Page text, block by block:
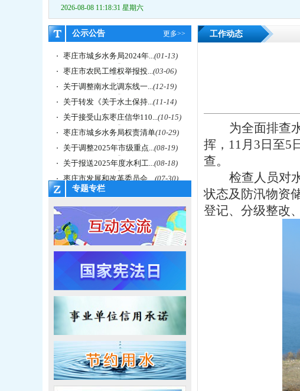
2026-08-08 11:18:32 星期六
公示公告 更多>>
枣庄市城乡水务局2024年...(01-13)
枣庄市农民工维权举报投...(03-06)
关于调整南水北调东线一...(12-19)
关于转发《关于水土保持...(11-14)
关于接受山东枣庄信华110...(10-15)
枣庄市城乡水务局权责清单(10-29)
关于调整2025年市级重点...(08-19)
关于报送2025年度水利工...(08-18)
枣庄市发展和改革委员会 ...(07-30)
专题专栏
工作动态
为全面排查
挥，11月3日至5
查。
检查人员对
状态及防汛物资
登记、分级整改